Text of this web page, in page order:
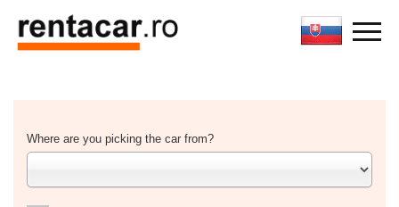
Where are you picking the car from?